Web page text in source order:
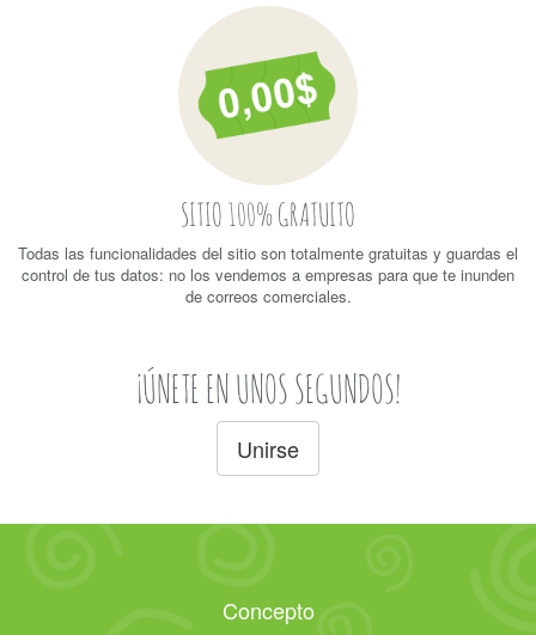
SITIO 100% GRATUITO
Todas las funcionalidades del sitio son totalmente gratuitas y guardas el
control de tus datos: no los vendemos a empresas para que te inunden
de correos comerciales.
¡ÚNETE EN UNOS SEGUNDOS!
Unirse
Concepto